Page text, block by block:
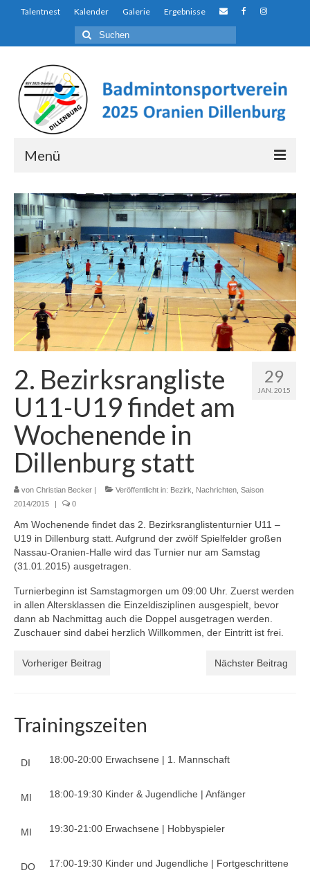
Talentnest Kalender Galerie Ergebnisse
Suchen
nach:
Menü
Über uns…
Auf den ersten Blick…
Der Unterschied
Talentnest
Ausbildungs- und Förderkonzept
Jugendschutzkonzept
Kalender
Galerie
Training
Ausbildungs- und Förderkonzept
Jugendschutzkonzept
News
Mannschaften
Spieltermine
1. Mannschaft
U19-Mannschaft
U17-Mannschaft
Schülermannschaft
29
JAN. 2015
2. Bezirksrangliste
U11-U19 findet am
Wochenende in
Dillenburg statt
von Christian Becker | Veröffentlicht in: Bezirk Nachrichten Saison
2014/2015
| 0
Am Wochenende findet das 2. Bezirksranglistenturnier U11 –
U19 in Dillenburg statt. Aufgrund der zwölf Spielfelder großen
Nassau-Oranien-Halle wird das Turnier nur am Samstag
(31.01.2015) ausgetragen.
Turnierbeginn ist Samstagmorgen um 09:00 Uhr. Zuerst werden
in allen Altersklassen die Einzeldisziplinen ausgespielt, bevor
dann ab Nachmittag auch die Doppel ausgetragen werden.
Zuschauer sind dabei herzlich Willkommen, der Eintritt ist frei.
Vorheriger Beitrag Nächster Beitrag
Trainingszeiten
DI 18:00-20:00 Erwachsene | 1. Mannschaft
MI 18:00-19:30 Kinder & Jugendliche | Anfänger
MI 19:30-21:00 Erwachsene | Hobbyspieler
DO 17:00-19:30 Kinder und Jugendliche | Fortgeschrittene